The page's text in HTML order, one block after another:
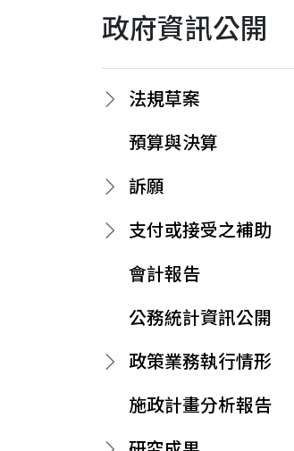
政府資訊公開
法規草案
預算與決算
訴願
支付或接受之補助
會計報告
公務統計資訊公開
政策業務執行情形
施政計畫分析報告